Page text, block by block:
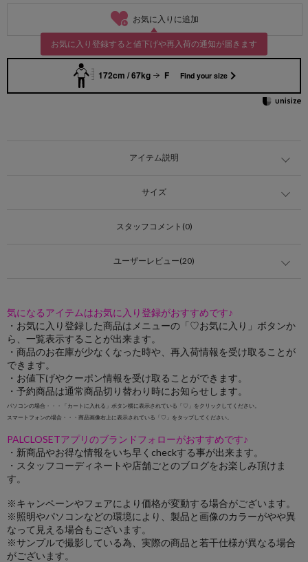
お気に入りに追加
お気に入り登録すると値下げや再入荷の通知が届きます
172cm / 67kg F Find your size
アイテム説明
サイズ
スタッフコメント(0)
ユーザーレビュー(20)
気になるアイテムはお気に入り登録がおすすめです♪
・お気に入り登録した商品はメニューの「♡お気に入り」ボタンか
ら、一覧表示することが出来ます。
・商品のお在庫が少なくなった時や、再入荷情報を受け取ることが
できます。
・お値下げやクーポン情報を受け取ることができます。
・予約商品は通常商品切り替わり時にお知らせします。
パソコンの場合・・・「カートに入れる」ボタン横に表示されている「♡」をクリックしてください。
スマートフォンの場合・・・商品画像右上に表示されている「♡」をタップしてください。
PALCLOSETアプリのブランドフォローがおすすめです♪
・新商品やお得な情報をいち早くcheckする事が出来ます。
・スタッフコーディネートや店舗ごとのブログをお楽しみ頂けま
す。
※キャンペーンやフェアにより価格が変動する場合がございます。
※照明やパソコンなどの環境により、製品と画像のカラーがやや異
なって見える場合もございます。
※サンプルで撮影している為、実際の商品と若干仕様が異なる場合
がございます。